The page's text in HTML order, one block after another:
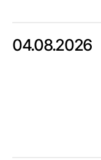
04.08.2026